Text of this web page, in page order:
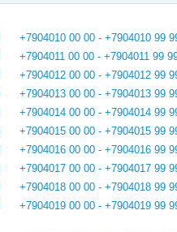
+7904010 00 00 - +7904010 99
+7904011 00 00 - +7904011 99
+7904012 00 00 - +7904012 99
+7904013 00 00 - +7904013 99
+7904014 00 00 - +7904014 99
+7904015 00 00 - +7904015 99
+7904016 00 00 - +7904016 99
+7904017 00 00 - +7904017 99
+7904018 00 00 - +7904018 99
+7904019 00 00 - +7904019 99